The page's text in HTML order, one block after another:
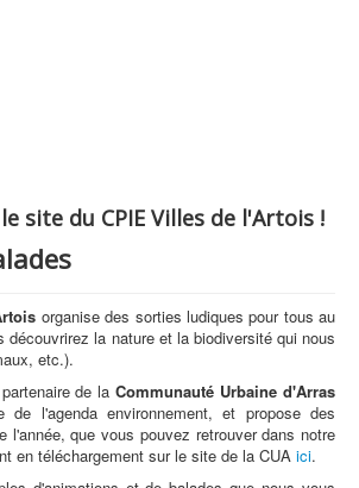
site du CPIE Villes de l'Artois !
organise des sorties ludiques pour tous au
découvrirez la nature et la biodiversité qui nous
etc.).
de laCommunauté Urbaine d'Arras
de l'agenda environnement, et propose des
l'année, que vous pouvez retrouver dans notre
en téléchargement sur le site de la CUA ici.